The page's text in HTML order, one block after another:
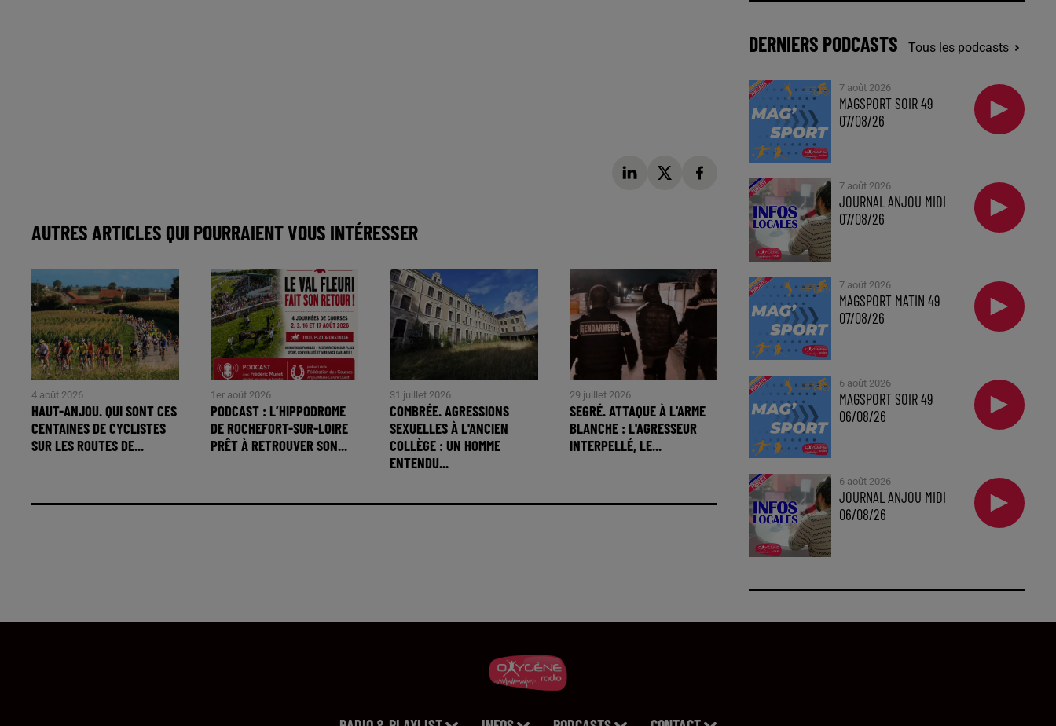
AUTRES ARTICLES QUI POURRAIENT VOUS INTÉRESSER
4 août 2026
HAUT-ANJOU. QUI SONT CES
CENTAINES DE CYCLISTES
SUR LES ROUTES DE...
1er août 2026
PODCAST : L’HIPPODROME
DE ROCHEFORT-SUR-LOIRE
PRÊT À RETROUVER SON...
31 juillet 2026
COMBRÉE. AGRESSIONS
SEXUELLES À L'ANCIEN
COLLÈGE : UN HOMME
ENTENDU...
29 juillet 2026
SEGRÉ. ATTAQUE À L'ARME
BLANCHE : L'AGRESSEUR
INTERPELLÉ, LE...
DERNIERS PODCASTS Tous les podcasts
7 août 2026
MAGSPORT SOIR 49
07/08/26
7 août 2026
JOURNAL ANJOU MIDI
07/08/26
7 août 2026
MAGSPORT MATIN 49
07/08/26
6 août 2026
MAGSPORT SOIR 49
06/08/26
6 août 2026
JOURNAL ANJOU MIDI
06/08/26